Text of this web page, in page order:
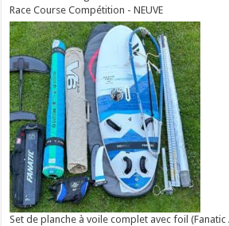
Race Course Compétition - NEUVE
Set de planche à voile complet avec foil